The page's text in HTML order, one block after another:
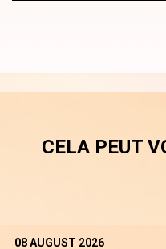
CELA PEUT
08 AUGUST 2026